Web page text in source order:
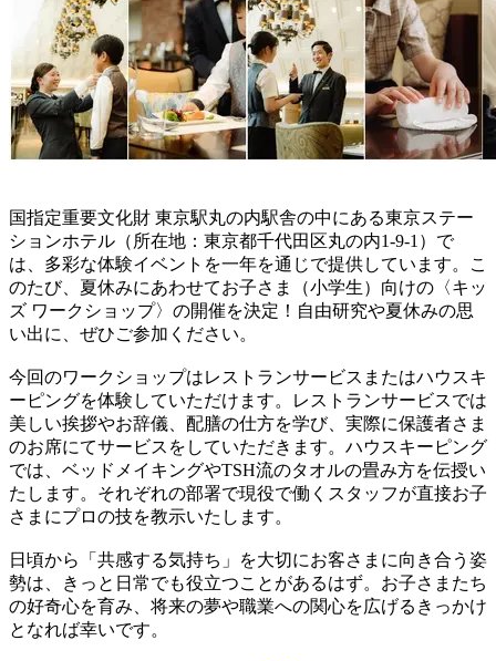
国指定重要文化財 東京駅丸の内駅舎の中にある東京ステー
ションホテル（所在地：東京都千代田区丸の内1-9-1）で
は、多彩な体験イベントを一年を通じで提供しています。こ
のたび、夏休みにあわせてお子さま（小学生）向けの〈キッ
ズ ワークショップ〉の開催を決定！自由研究や夏休みの思
い出に、ぜひご参加ください。
今回のワークショップはレストランサービスまたはハウスキ
ーピングを体験していただけます。レストランサービスでは
美しい挨拶やお辞儀、配膳の仕方を学び、実際に保護者さま
のお席にてサービスをしていただきます。ハウスキーピング
では、ベッドメイキングやTSH流のタオルの畳み方を伝授い
たします。それぞれの部署で現役で働くスタッフが直接お子
さまにプロの技を教示いたします。
日頃から「共感する気持ち」を大切にお客さまに向き合う姿
勢は、きっと日常でも役立つことがあるはず。お子さまたち
の好奇心を育み、将来の夢や職業への関心を広げるきっかけ
となれば幸いです。